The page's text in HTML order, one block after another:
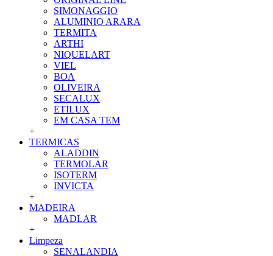
SIMONAGGIO
ALUMINIO ARARA
TERMITA
ARTHI
NIQUELART
VIEL
BOA
OLIVEIRA
SECALUX
ETILUX
EM CASA TEM
+
TERMICAS
ALADDIN
TERMOLAR
ISOTERM
INVICTA
+
MADEIRA
MADLAR
+
Limpeza
SENALANDIA